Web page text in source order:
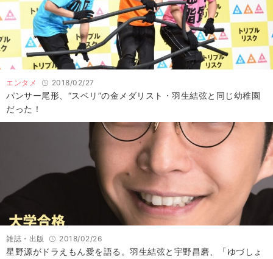
エンタメ 2018/02/27
パンサー尾形、“スベリ”の金メダリスト・羽生結弦と同じ幼稚園
だった！
雑誌・出版 2018/02/26
星野源がドラえもん愛を語る。羽生結弦と宇野昌磨、「ゆづしょ